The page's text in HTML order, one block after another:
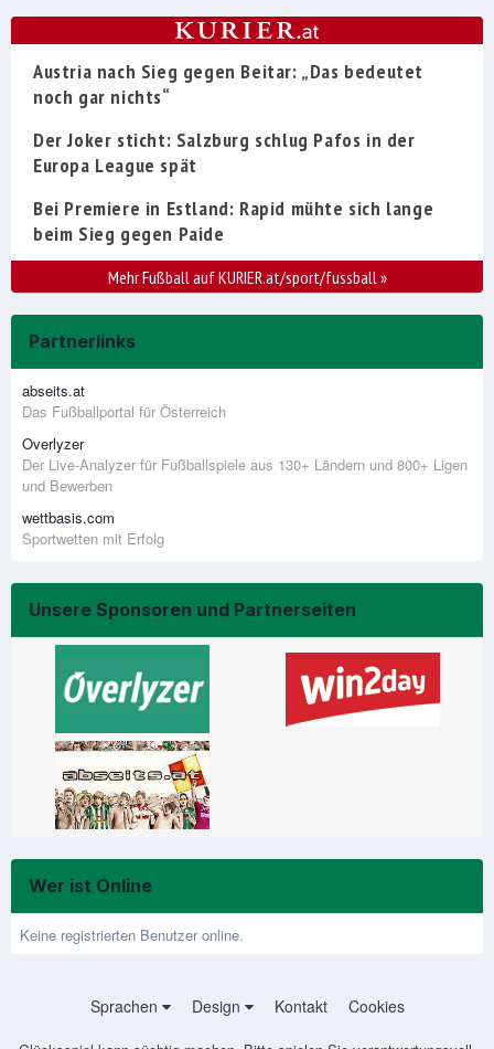
Austria nach Sieg gegen Beitar: „Das bedeutet
noch gar nichts“
Der Joker sticht: Salzburg schlug Pafos in der
Europa League spät
Bei Premiere in Estland: Rapid mühte sich lange
beim Sieg gegen Paide
Mehr Fußball auf KURIER.at/sport/fussball»
Partnerlinks
abseits.at
Das Fußballportal für Österreich
Overlyzer
Der Live-Analyzer für Fußballspiele aus 130+ Ländern und 800+ Ligen
und Bewerben
wettbasis.com
Sportwetten mit Erfolg
Unsere Sponsoren und Partnerseiten
Wer ist Online
Keine registrierten Benutzer online.
Sprachen Design Kontakt Cookies